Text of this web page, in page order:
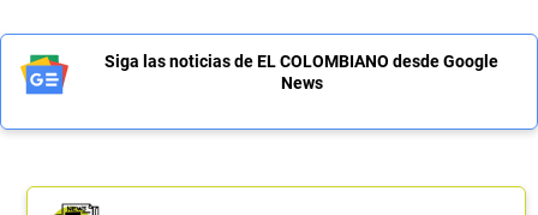
Siga las noticias de EL COLOMBIANO desde Google
News